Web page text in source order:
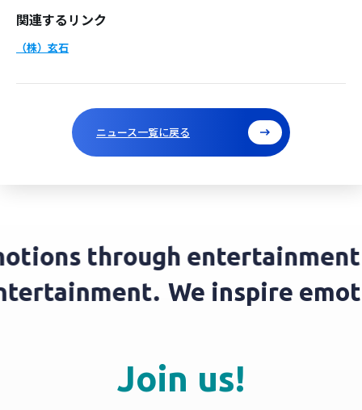
関連するリンク
（株）玄石
ニュース一覧に戻る
through entertainment.
entertainment. We inspire
Join us!